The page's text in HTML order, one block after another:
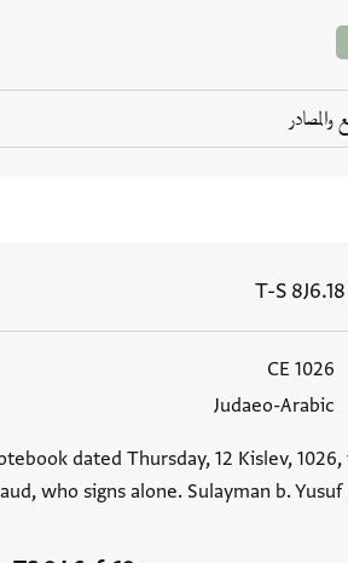
T-S 8J6.18
1026 CE
Judaeo-Arabic
dated Thursday, 12 Kislev,
who signs alone. Sulayman b.